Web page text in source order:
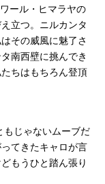
ール・ヒマラヤの
立つ。ニルカンタ
その威風に魅了さ
南西壁に挑んでき
ちはもちろん登頂
もじゃないムーブだ
てきたキャロが言
もうひと踏ん張り